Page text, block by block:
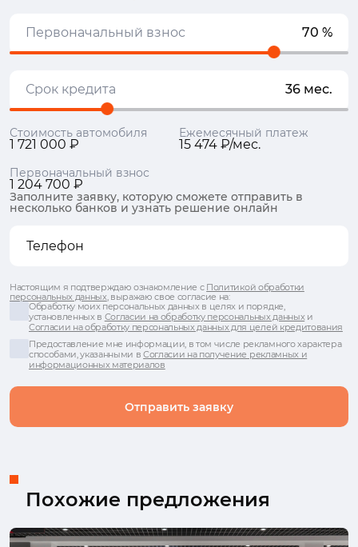
Первоначальный взнос 70 %
Срок кредита 36 мес.
Стоимость автомобиля
1 721 000 ₽
Ежемесячный платеж
15 474 ₽/мес.
Первоначальный взнос
1 204 700 ₽
Заполните заявку, которую сможете отправить в
несколько банков и узнать решение онлайн
Отправить заявку
Настоящим я подтверждаю ознакомление с Политикой обработки
персональных данных, выражаю свое согласие на:
Обработку моих персональных данных в целях и порядке,
установленных в Согласии на обработку персональных данныхи
Согласии на обработку персональных данных для целей кредитования
Предоставление мне информации, в том числе рекламного характера
способами, указанными вСогласии на получение рекламных и
информационных материалов
Похожие предложения